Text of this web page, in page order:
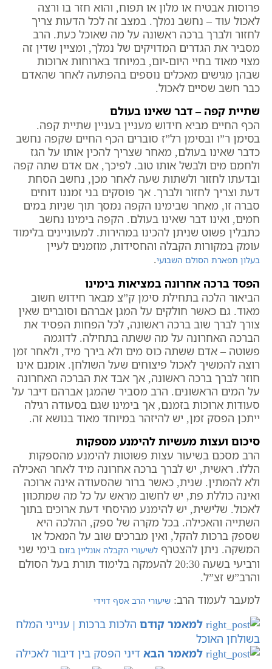
פרוסות אבטיח או מלון או תפוח, והוא חזר בו ורצה
לאכול עוד – נחשב נמלך. במצב זה לכל הדעות צריך
לחזור ולברך ברכה ראשונה על מה שאוכל כעת. הרב
מסביר את הגדרים המדויקים של נמלך, ומציין שדין זה
מצוי מאוד בחיי היום-יום, במיוחד בארוחות ארוכות
שבהן מגישים מאכלים נוספים בהפתעה לאחר שהאדם
כבר חשב שסיים לאכול.
שתיית קפה – דבר שאינו בעולם
הכף החיים מביא חידוש מעניין בעניין שתיית קפה.
בסימן ר”ו ובסימן רל”ז סוברים הכף החיים שקפה נחשב
כדבר שאינו בעולם, מאחר שצריך להכין אותו על הגז
ולחמם מים ולבשל אותו טוב. לפיכך, אם אדם שתה קפה
ובדעתו לחזור ולשתות שעה לאחר מכן, נחשב הסחת
דעת וצריך לחזור ולברך. אך פוסקים בני זמננו דוחים
סברה זו, מאחר שבימינו הקפה נמסך תוך שניות במים
חמים, ואינו דבר שאינו בעולם. הקפה בימינו נחשב
כתבלין פשוט שניתן להכינו במהירות. למעוניינים בלימוד
עומק במקורות הקבלה והחסידות, מוזמנים לעיין
בעלון תפארת הסולם השבועי.
הפסד ברכה אחרונה במציאות בימינו
הביאור הלכה בתחילת סימן ק”צ מבאר חידוש חשוב
מאוד. גם כאשר חולקים על המגן אברהם וסוברים שאין
צורך לברך שוב ברכה ראשונה, לכל הפחות הפסיד את
הברכה האחרונה על מה ששתה בתחילה. לדוגמה
פשוטה – אדם ששתה כוס מים ולא בירך מיד, ולאחר זמן
רוצה להמשיך לאכול פיצוחים שעל השולחן. אומנם אינו
חוזר לברך ברכה ראשונה, אך אבד את הברכה האחרונה
על המים הראשונים. הרב מסביר שהמגן אברהם דיבר על
סעודות ארוכות בזמנם, אך בימינו שגם בסעודה רגילה
ייתכן הפסק זמן, יש להיזהר במיוחד מאוד בנושא זה.
סיכום ועצות מעשיות להימנע מספקות
הרב מסכם בשיעור עצות פשוטות להימנע מהספקות
הללו. ראשית, יש לברך ברכה אחרונה מיד לאחר האכילה
ולא להמתין. שנית, כאשר ברור שהסעודה אינה ארוכה
ואינה כוללת פת, יש לחשוב מראש על כל מה שמתכוון
לאכול. שלישית, יש להימנע מהיסחי דעת ארוכים בתוך
השתייה והאכילה. בכל מקרה של ספק, ההלכה היא
שספק ברכות להקל, ואין מברכים שוב על המאכל או
המשקה. ניתן להצטרף לשיעורי הקבלה אונליין בזום בימי שני
ורביעי בשעה 20:30 להעמקה בלימוד תורת בעל הסולם
והרב”ש זצ”ל.
למעבר לעמוד הרב: שיעורי הרב אסף דוידי
למאמר קודם הלכות ברכות | ענייני המלח
בשולחן האוכל
למאמר הבא דיני הפסק בין דיבור לאכילה